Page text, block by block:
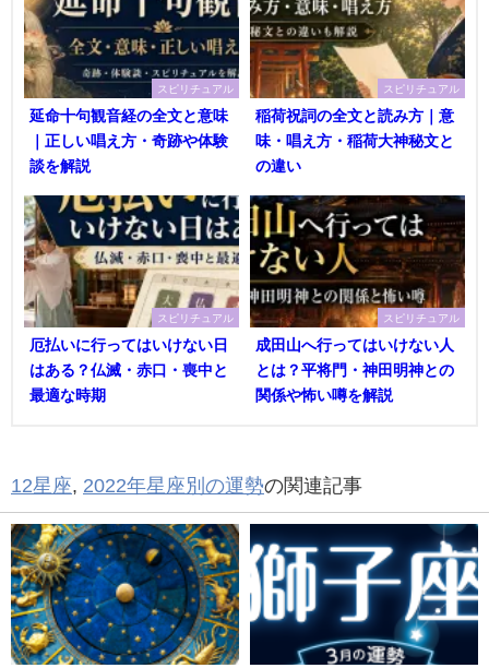
スピリチュアル
延命十句観音経の全文と意味
｜正しい唱え方・奇跡や体験
談を解説
スピリチュアル
稲荷祝詞の全文と読み方｜意
味・唱え方・稲荷大神秘文と
の違い
スピリチュアル
厄払いに行ってはいけない日
はある？仏滅・赤口・喪中と
最適な時期
スピリチュアル
成田山へ行ってはいけない人
とは？平将門・神田明神との
関係や怖い噂を解説
12星座, 2022年星座別の運勢の関連記事